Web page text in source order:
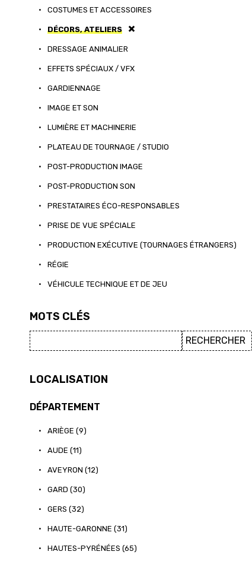
• COSTUMES ET ACCESSOIRES
• DÉCORS, ATELIERS
• DRESSAGE ANIMALIER
• EFFETS SPÉCIAUX / VFX
• GARDIENNAGE
• IMAGE ET SON
• LUMIÈRE ET MACHINERIE
• PLATEAU DE TOURNAGE / STUDIO
• POST-PRODUCTION IMAGE
• POST-PRODUCTION SON
• PRESTATAIRES ÉCO-RESPONSABLES
• PRISE DE VUE SPÉCIALE
• PRODUCTION EXÉCUTIVE (TOURNAGES ÉTRANGERS)
• RÉGIE
• VÉHICULE TECHNIQUE ET DE JEU
MOTS CLÉS
LOCALISATION
DÉPARTEMENT
• ARIÈGE (9)
• AUDE (11)
• AVEYRON (12)
• GARD (30)
• GERS (32)
• HAUTE-GARONNE (31)
• HAUTES-PYRÉNÉES (65)